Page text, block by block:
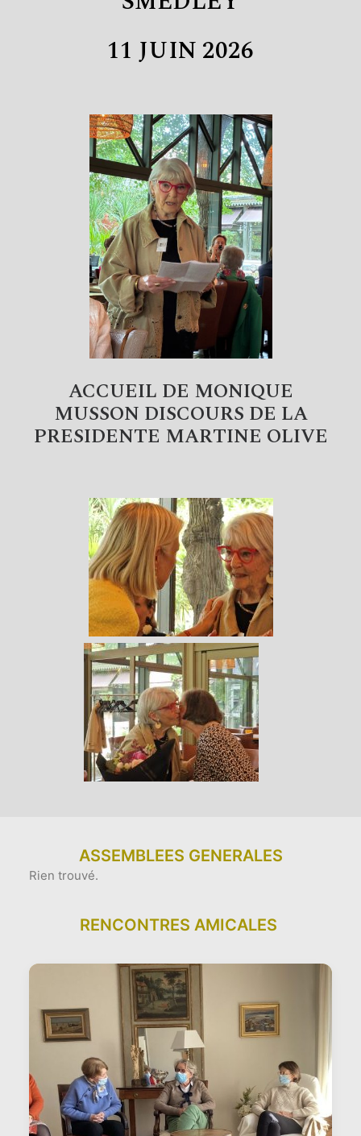
11 JUIN 2026
ACCUEIL DE MONIQUE
MUSSON DISCOURS DE LA
PRESIDENTE MARTINE OLIVE
ASSEMBLEES GENERALES
Rien trouvé.
RENCONTRES AMICALES